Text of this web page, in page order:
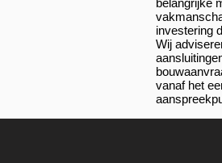
belangrijke
investering
Wij
vanaf het